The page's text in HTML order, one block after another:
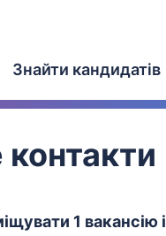
Знайти кандидатів
1 вакансію і